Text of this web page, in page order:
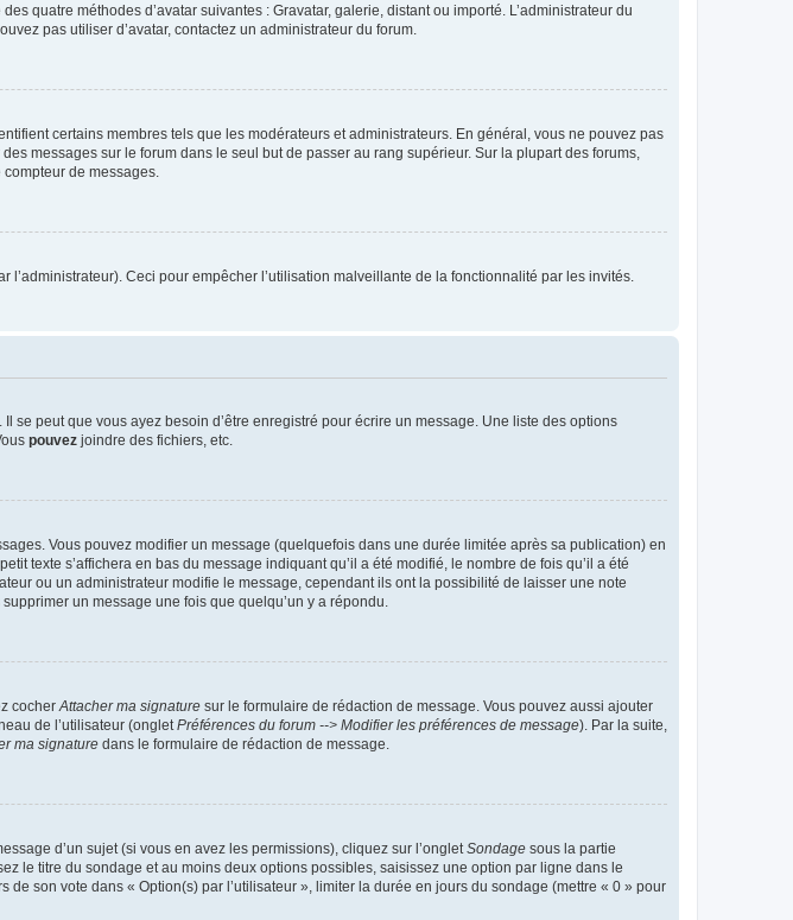
quatre méthodes d’avatar suivantes : Gravatar, galerie, distant ou importé. L’administrateur du
pas utiliser d’avatar, contactez un administrateur du forum.
certains membres tels que les modérateurs et administrateurs. En général, vous ne pouvez pas
messages sur le forum dans le seul but de passer au rang supérieur. Sur la plupart des forums,
de messages.
Ceci pour empêcher l’utilisation malveillante de la fonctionnalité par les invités.
se peut que vous ayez besoin d’être enregistré pour écrire un message. Une liste des options
pouvez joindre des fichiers, etc.
Vous pouvez modifier un message (quelquefois dans une durée limitée après sa publication) en
texte s’affichera en bas du message indiquant qu’il a été modifié, le nombre de fois qu’il a été
ou un administrateur modifie le message, cependant ils ont la possibilité de laisser une note
un message une fois que quelqu’un y a répondu.
cocher Attacher ma signature sur le formulaire de rédaction de message. Vous pouvez aussi ajouter
de l’utilisateur (onglet Préférences du forum --> Modifier les préférences de message). Par la suite,
ma signature dans le formulaire de rédaction de message.
d’un sujet (si vous en avez les permissions), cliquez sur l’onglet Sondage sous la partie
le titre du sondage et au moins deux options possibles, saisissez une option par ligne dans le
son vote dans « Option(s) par l’utilisateur », limiter la durée en jours du sondage (mettre « 0 » pour